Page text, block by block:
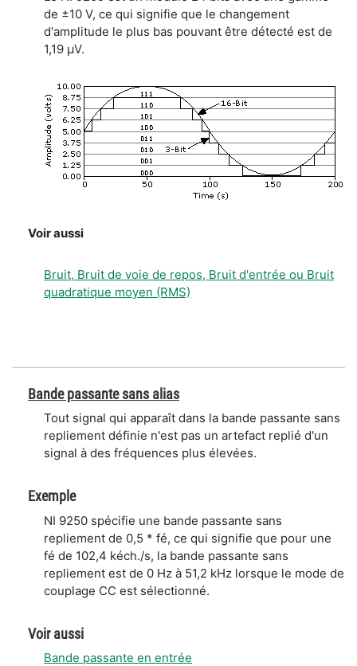
de ±10 V, ce qui signifie que le changement
d'amplitude le plus bas pouvant être détecté est de
1,19 μV.
Voir aussi
Bruit, Bruit de voie de repos, Bruit d'entrée ou Bruit
quadratique moyen (RMS)
Bande passante sans alias
Tout signal qui apparaît dans la bande passante sans
repliement définie n'est pas un artefact replié d'un
signal à des fréquences plus élevées.
Exemple
NI 9250 spécifie une bande passante sans
repliement de 0,5 * fé, ce qui signifie que pour une
fé de 102,4 kéch./s, la bande passante sans
repliement est de 0 Hz à 51,2 kHz lorsque le mode de
couplage CC est sélectionné.
Voir aussi
Bande passante en entrée